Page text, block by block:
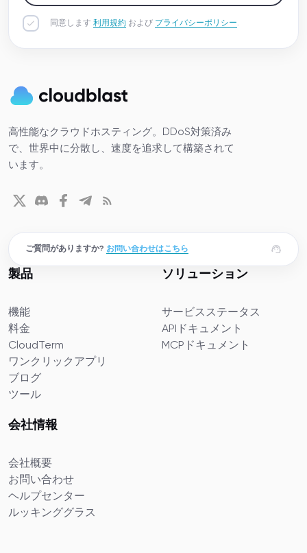
同意します 利用規約 および プライバシーポリシー.
高性能なクラウドホスティング。DDoS対策済み
で、世界中に分散し、速度を追求して構築されて
います。
ご質問がありますか? お問い合わせはこちら
製品
機能
料金
CloudTerm
ワンクリックアプリ
ブログ
ツール
ソリューション
サービスステータス
APIドキュメント
MCPドキュメント
会社情報
会社概要
お問い合わせ
ヘルプセンター
ルッキンググラス